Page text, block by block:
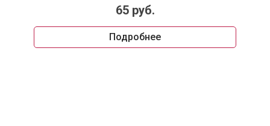
65 руб.
Подробнее